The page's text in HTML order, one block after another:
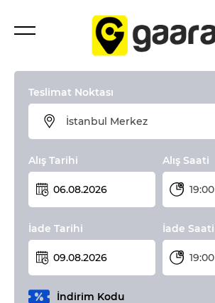
Teslimat Noktası
İstanbul Merkez
Alış Tarihi Alış Saati
19:00
İade Tarihi İade Saati
19:00
İndirim Kodu